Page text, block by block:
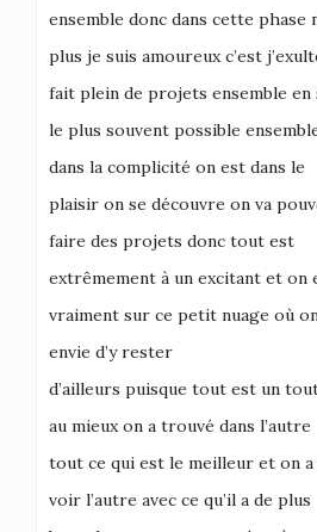
ensemble donc dans cette phase
plus je suis amoureux c’est
fait plein de projets ensemble
le plus souvent possible
dans la complicité on est dans le
plaisir on se découvre on va
faire des projets donc tout est
extrêmement à un excitant et on
vraiment sur ce petit nuage où
envie d’y rester
d’ailleurs puisque tout est un
au mieux on a trouvé dans l’autre
tout ce qui est le meilleur et on a
voir l’autre avec ce qu’il a de plus